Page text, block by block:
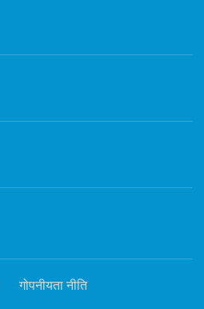
गोपनीयता नीति